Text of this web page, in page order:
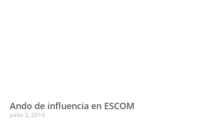
Ando de influencia en ESCOM
junio 3, 2014